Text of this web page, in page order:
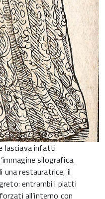
lasciava infatti
silografica.
una restauratrice, il
entrambi i piatti
all’interno con